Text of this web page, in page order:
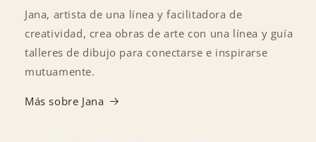
Jana, artista de una línea y facilitadora de
creatividad, crea obras de arte con una línea y guía
talleres de dibujo para conectarse e inspirarse
mutuamente.
Más sobre Jana